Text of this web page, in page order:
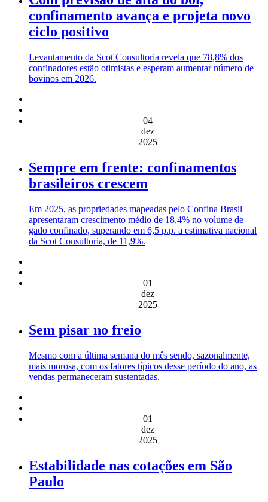
confinamento avança e projeta novo
ciclo positivo
Levantamento da Scot Consultoria revela que 78,8% dos
confinadores estão otimistas e esperam aumentar número de
bovinos em 2026.
04
dez
2025
Sempre em frente: confinamentos
brasileiros crescem
Em 2025, as propriedades mapeadas pelo Confina Brasil
apresentaram crescimento médio de 18,4% no volume de
gado confinado, superando em 6,5 p.p. a estimativa nacional
da Scot Consultoria, de 11,9%.
01
dez
2025
Sem pisar no freio
Mesmo com a última semana do mês sendo, sazonalmente,
mais morosa, com os fatores típicos desse período do ano, as
vendas permaneceram sustentadas.
01
dez
2025
Estabilidade nas cotações em São
Paulo